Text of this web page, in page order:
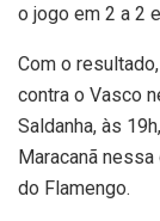
o jogo em 2 a 2
Com o
contra o Vasco
Saldanha, às
Maracanã
do Flamengo.